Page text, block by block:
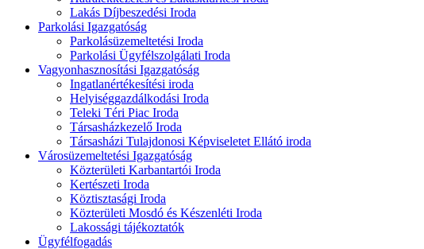
Lakás Díjbeszedési Iroda
Parkolási Igazgatóság
Parkolásüzemeltetési Iroda
Parkolási Ügyfélszolgálati Iroda
Vagyonhasznosítási Igazgatóság
Ingatlanértékesítési iroda
Helyiséggazdálkodási Iroda
Teleki Téri Piac Iroda
Társasházkezelő Iroda
Társasházi Tulajdonosi Képviseletet Ellátó iroda
Városüzemeltetési Igazgatóság
Közterületi Karbantartói Iroda
Kertészeti Iroda
Köztisztasági Iroda
Közterületi Mosdó és Készenléti Iroda
Lakossági tájékoztatók
Ügyfélfogadás